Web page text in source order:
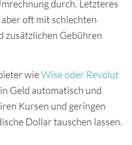
durch. Letzteres
oft mit schlechten
zusätzlichen Gebühren
wieWise oder Revolut
Geld automatisch und
Kursen und geringen
Dollar tauschen lassen.